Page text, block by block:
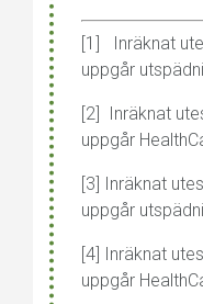
[1]
Inräknat
uppgår
[2]
Inräknat
uppgår
[3] Inräknat
uppgår
[4] Inräknat
uppgår